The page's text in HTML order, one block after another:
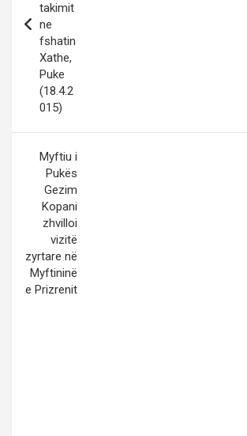
takimit
ne
fshatin
Xathe,
Puke
(18.4.2
015)
Myftiu i
Pukës
Gezim
Kopani
zhvilloi
vizitë
zyrtare në
Myftininë
e Prizrenit